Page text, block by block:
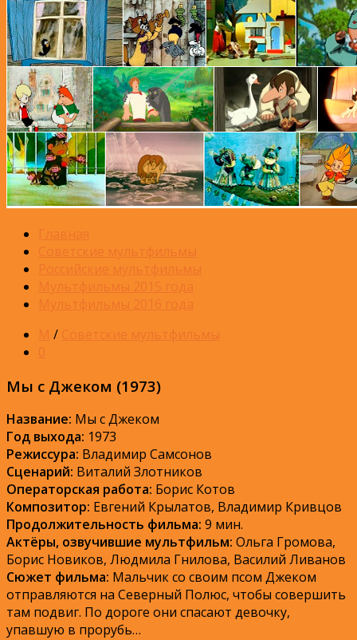
Главная
Советские мультфильмы
Российские мультфильмы
Мультфильмы 2015 года
Мультфильмы 2016 года
М / Советские мультфильмы
0
Мы с Джеком (1973)
Название: Мы с Джеком
Год выхода: 1973
Режиссура: Владимир Самсонов
Сценарий: Виталий Злотников
Операторская работа: Борис Котов
Композитор: Евгений Крылатов, Владимир Кривцов
Продолжительность фильма: 9 мин.
Актёры, озвучившие мультфильм: Ольга Громова,
Борис Новиков, Людмила Гнилова, Василий Ливанов
Сюжет фильма: Мальчик со своим псом Джеком
отправляются на Северный Полюс, чтобы совершить
там подвиг. По дороге они спасают девочку,
упавшую в прорубь…